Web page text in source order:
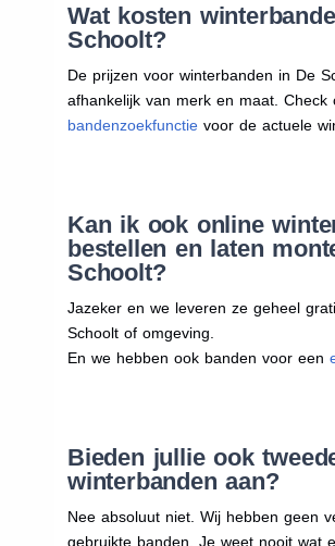
Wat kosten
Schoolt?
De prijzen voor winterbanden in De
afhankelijk van merk en maat. Check
bandenzoekfunctievoor de actuele
Kan ik ook online
bestellen en laten
Schoolt?
Jazeker en we leveren ze geheel
Schoolt of omgeving.
En we hebben ook banden voor een
Bieden jullie ook
winterbanden aan?
Nee absoluut niet. Wij hebben geen
gebruikte banden. Je weet nooit wat